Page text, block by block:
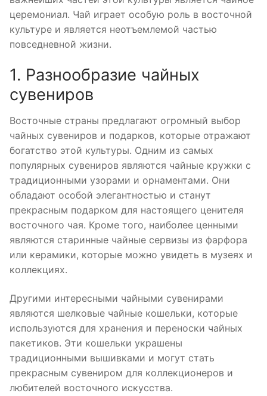
церемониал. Чай играет особую роль в восточной
культуре и является неотъемлемой частью
повседневной жизни.
1. Разнообразие чайных
сувениров
Восточные страны предлагают огромный выбор
чайных сувениров и подарков, которые отражают
богатство этой культуры. Одним из самых
популярных сувениров являются чайные кружки с
традиционными узорами и орнаментами. Они
обладают особой элегантностью и станут
прекрасным подарком для настоящего ценителя
восточного чая. Кроме того, наиболее ценными
являются старинные чайные сервизы из фарфора
или керамики, которые можно увидеть в музеях и
коллекциях.
Другими интересными чайными сувенирами
являются шелковые чайные кошельки, которые
используются для хранения и переноски чайных
пакетиков. Эти кошельки украшены
традиционными вышивками и могут стать
прекрасным сувениром для коллекционеров и
любителей восточного искусства.